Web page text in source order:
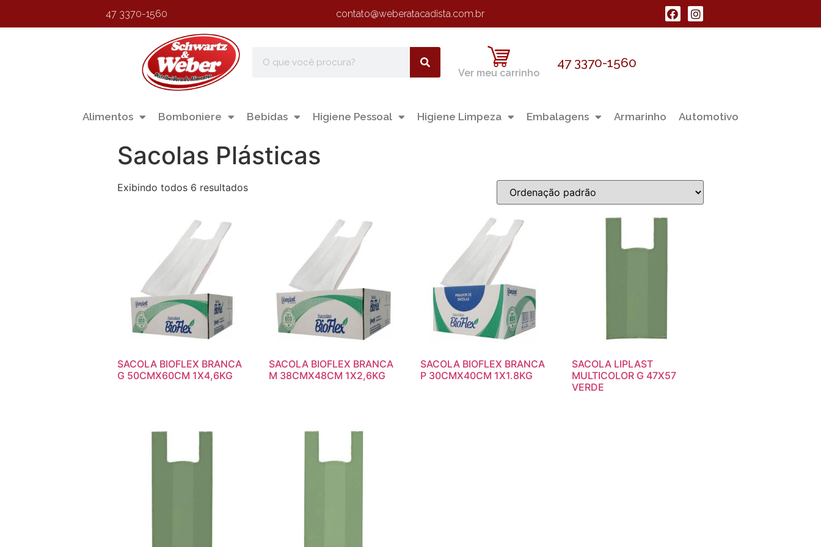
47 3370-1560 contato@weberatacadista.com.br
Ver meu carrinho
47 3370-1560
Alimentos Bomboniere Bebidas Higiene Pessoal Higiene Limpeza Embalagens Armarinho Automotivo
Sacolas Plásticas
Exibindo todos 6 resultados
SACOLA BIOFLEX BRANCA
G 50CMX60CM 1X4,6KG
SACOLA BIOFLEX BRANCA
M 38CMX48CM 1X2,6KG
SACOLA BIOFLEX BRANCA
P 30CMX40CM 1X1.8KG
SACOLA LIPLAST
MULTICOLOR G 47X57
VERDE